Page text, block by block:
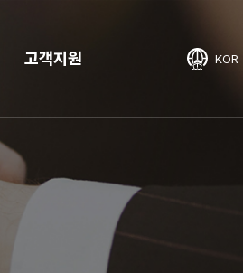
고객지원 KOR